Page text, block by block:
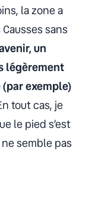
la zone a
sans
un
légèrement
exemple)
tout cas, je
le pied s’est
semble pas